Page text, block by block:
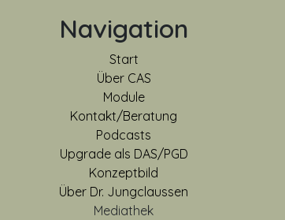
Navigation
Start
Über CAS
Module
Kontakt/Beratung
Podcasts
Upgrade als DAS/PGD
Konzeptbild
Über Dr. Jungclaussen
Mediathek